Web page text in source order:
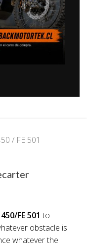
/ FE 501
450/FE 501 to
obstacle is
whatever the